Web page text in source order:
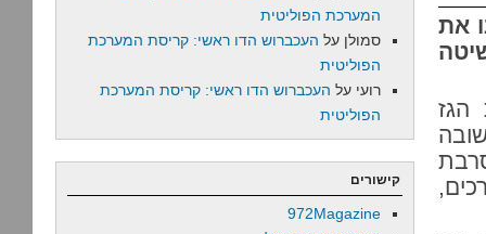
את
הגז
המערכת הפוליטית
סמולן על העכברוש הדו ראשי: קריסת המערכת
הפוליטית
רועי על העכברוש הדו ראשי: קריסת המערכת
הפוליטית
קישורים
972Magazine